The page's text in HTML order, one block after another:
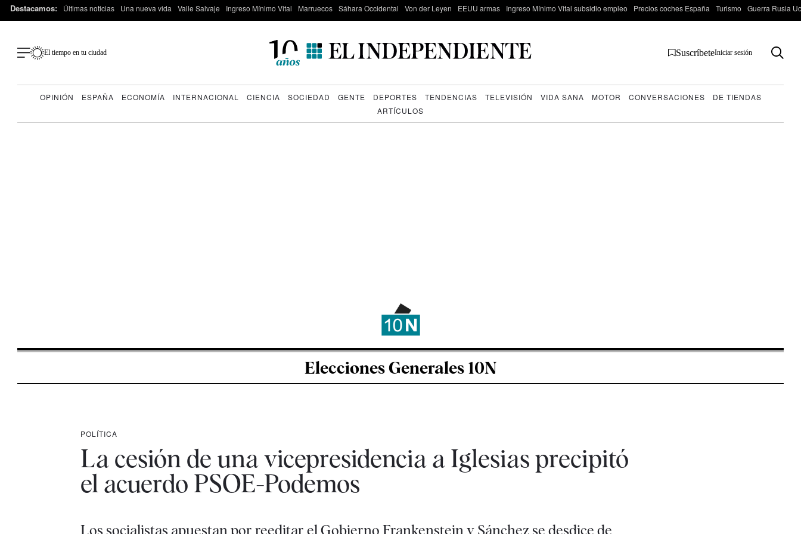
Destacamos: Últimas noticias Una nueva vida Valle Salvaje Ingreso Mínimo Vital Marruecos Sáhara Occidental Von der Leyen EEUU armas Ingreso Mínimo Vital subsidio empleo Precios coches España Turismo Guerra Rusia
El tiempo en tu ciudad SuscríbeteIniciar sesión
OPINIÓN ESPAÑA ECONOMÍA INTERNACIONAL CIENCIA SOCIEDAD GENTE DEPORTES TENDENCIAS TELEVISIÓN VIDA SANA MOTOR CONVERSACIONES
DE TIENDAS
ARTÍCULOS
Elecciones Generales 10N
POLÍTICA
La cesión de una vicepresidencia a Iglesias precipitó
el acuerdo PSOE-Podemos
Los socialistas apuestan por reeditar el Gobierno Frankenstein y Sánchez se desdice de